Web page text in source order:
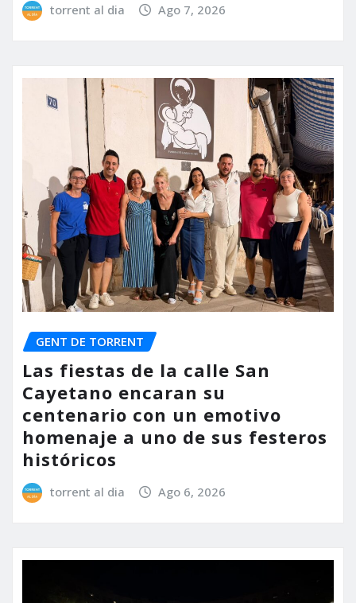
torrent al dia Ago 7, 2026
GENT DE TORRENT
Las fiestas de la calle San
Cayetano encaran su
centenario con un emotivo
homenaje a uno de sus festeros
históricos
torrent al dia Ago 6, 2026